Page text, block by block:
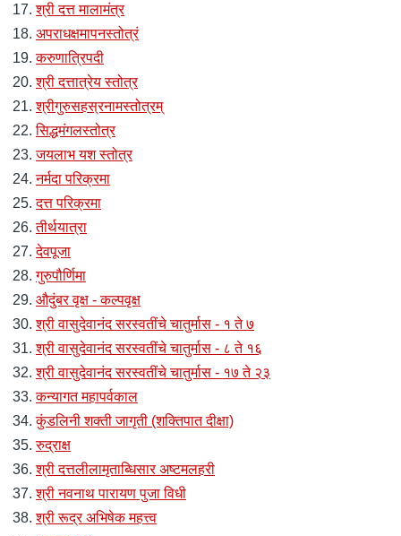
श्री दत्त मालामंत्र
अपराधक्षमापनस्तोत्रं
करुणात्रिपदी
श्री दत्तात्रेय स्तोत्र
श्रीगुरुसहस्रनामस्तोत्रम्
सिद्धमंगलस्तोत्र
जयलाभ यश स्तोत्र
नर्मदा परिक्रमा
दत्त परिक्रमा
तीर्थयात्रा
देवपूजा
गुरुपौर्णिमा
औदुंबर वृक्ष - कल्पवृक्ष
श्री वासुदेवानंद सरस्वतींचे चातुर्मास - १ ते ७
श्री वासुदेवानंद सरस्वतींचे चातुर्मास - ८ ते १६
श्री वासुदेवानंद सरस्वतींचे चातुर्मास - १७ ते २३
कन्यागत महापर्वकाल
कुंडलिनी शक्ती जागृती (शक्तिपात दीक्षा)
रुद्राक्ष
श्री दत्तलीलामृताब्धिसार अष्टमलहरी
श्री नवनाथ पारायण पुजा विधी
श्री रूद्र अभिषेक महत्त्व